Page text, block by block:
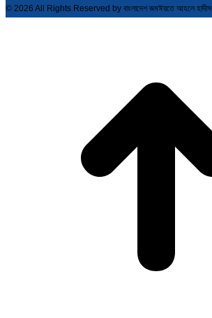
© 2026 All Rights Reserved by বাংলাদেশ জমঈয়তে আহলে হাদীস